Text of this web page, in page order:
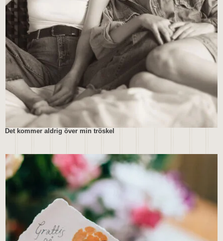
Det kommer aldrig över min tröskel